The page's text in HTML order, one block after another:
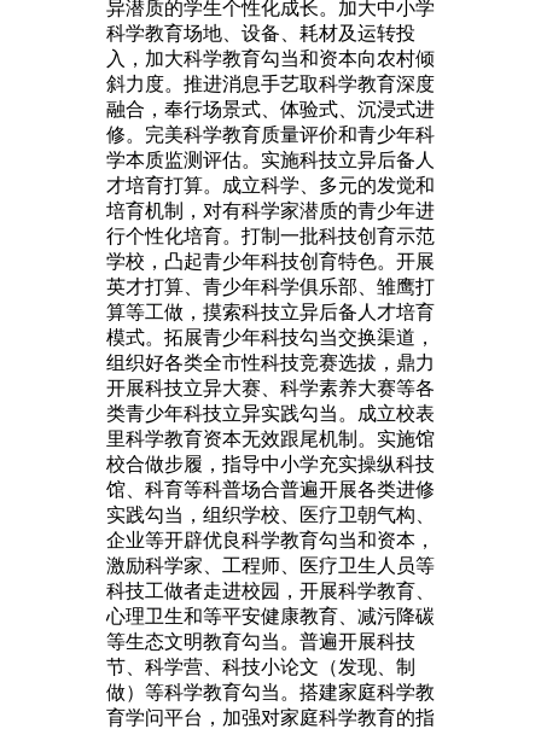
异潜质的学生个性化成长。加大中小学
科学教育场地、设备、耗材及运转投
入，加大科学教育勾当和资本向农村倾
斜力度。推进消息手艺取科学教育深度
融合，奉行场景式、体验式、沉浸式进
修。完美科学教育质量评价和青少年科
学本质监测评估。实施科技立异后备人
才培育打算。成立科学、多元的发觉和
培育机制，对有科学家潜质的青少年进
行个性化培育。打制一批科技创育示范
学校，凸起青少年科技创育特色。开展
英才打算、青少年科学俱乐部、雏鹰打
算等工做，摸索科技立异后备人才培育
模式。拓展青少年科技勾当交换渠道，
组织好各类全市性科技竞赛选拔，鼎力
开展科技立异大赛、科学素养大赛等各
类青少年科技立异实践勾当。成立校表
里科学教育资本无效跟尾机制。实施馆
校合做步履，指导中小学充实操纵科技
馆、科育等科普场合普遍开展各类进修
实践勾当，组织学校、医疗卫朝气构、
企业等开辟优良科学教育勾当和资本，
激励科学家、工程师、医疗卫生人员等
科技工做者走进校园，开展科学教育、
心理卫生和等平安健康教育、减污降碳
等生态文明教育勾当。普遍开展科技
节、科学营、科技小论文（发现、制
做）等科学教育勾当。搭建家庭科学教
育学问平台，加强对家庭科学教育的指